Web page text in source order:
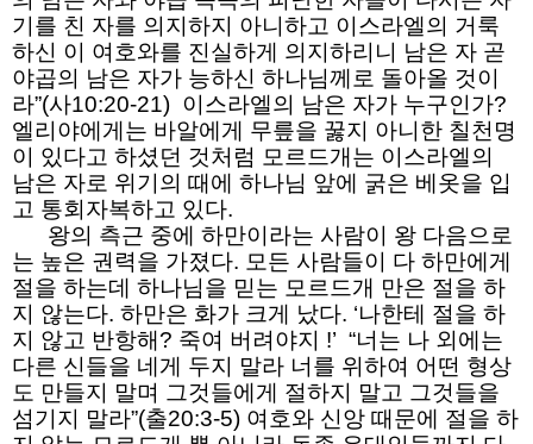
기를 친 자를 의지하지 아니하고 이스라엘의 거룩
하신 이 여호와를 진실하게 의지하리니 남은 자 곧
야곱의 남은 자가 능하신 하나님께로 돌아올 것이
라”(사10:20-21) 이스라엘의 남은 자가 누구인가?
엘리야에게는 바알에게 무릎을 꿇지 아니한 칠천명
이 있다고 하셨던 것처럼 모르드개는 이스라엘의
남은 자로 위기의 때에 하나님 앞에 굵은 베옷을 입
고 통회자복하고 있다.
왕의 측근 중에 하만이라는 사람이 왕 다음으로
는 높은 권력을 가졌다. 모든 사람들이 다 하만에게
절을 하는데 하나님을 믿는 모르드개 만은 절을 하
지 않는다. 하만은 화가 크게 났다. ‘나한테 절을 하
지 않고 반항해? 죽여 버려야지 !’ “너는 나 외에는
다른 신들을 네게 두지 말라 너를 위하여 어떤 형상
도 만들지 말며 그것들에게 절하지 말고 그것들을
섬기지 말라”(출20:3-5) 여호와 신앙 때문에 절을 하